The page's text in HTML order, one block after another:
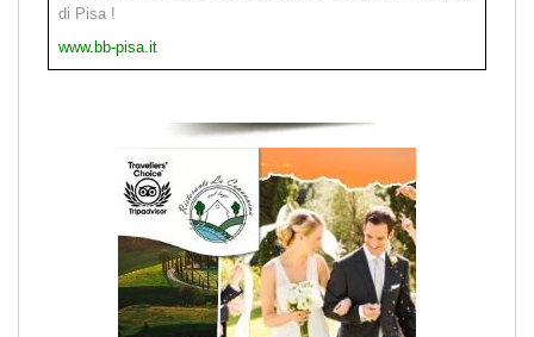
di Pisa !
www.bb-pisa.it